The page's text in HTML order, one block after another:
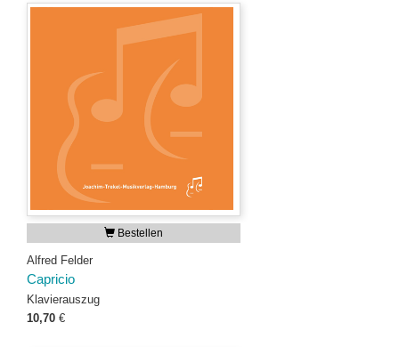
Bestellen
Alfred Felder
Capricio
Klavierauszug
10,70 €